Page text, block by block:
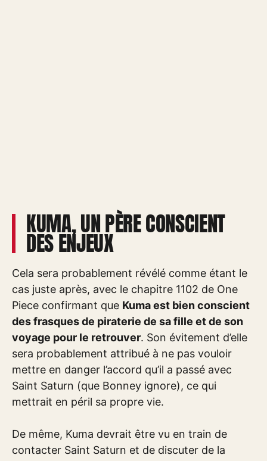
KUMA, UN PÈRE CONSCIENT
DES ENJEUX
Cela sera probablement révélé comme étant le
cas juste après, avec le chapitre 1102 de One
Piece confirmant que Kuma est bien conscient
des frasques de piraterie de sa fille et de son
voyage pour le retrouver. Son évitement d’elle
sera probablement attribué à ne pas vouloir
mettre en danger l’accord qu’il a passé avec
Saint Saturn (que Bonney ignore), ce qui
mettrait en péril sa propre vie.
De même, Kuma devrait être vu en train de
contacter Saint Saturn et de discuter de la